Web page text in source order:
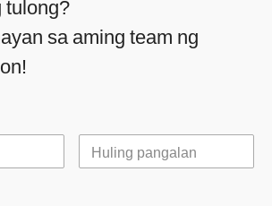
tulong?
sa aming team ng